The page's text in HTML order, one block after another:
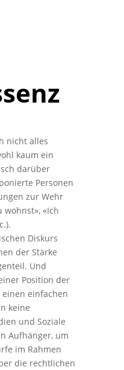
nicht alles
kaum ein
darüber
Personen
zur Wehr
wohnst», «Ich
Diskurs
der Stärke
Und
Position der
einen einfachen
keine
und Soziale
Aufhänger, um
im Rahmen
die rechtlichen